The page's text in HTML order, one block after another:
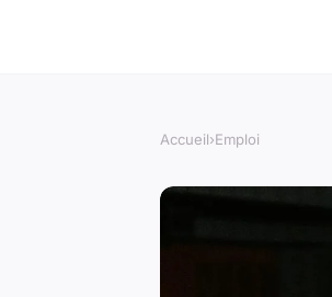
Accueil›Emploi